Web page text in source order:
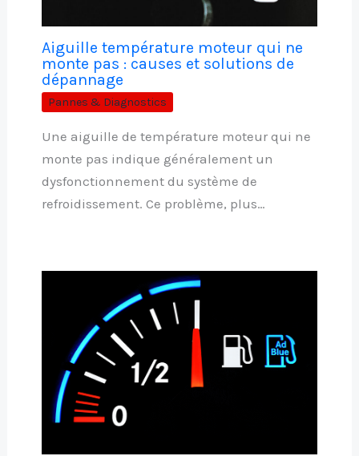
Aiguille température moteur qui ne
monte pas : causes et solutions de
dépannage
Pannes & Diagnostics
Une aiguille de température moteur qui ne
monte pas indique généralement un
dysfonctionnement du système de
refroidissement. Ce problème, plus…